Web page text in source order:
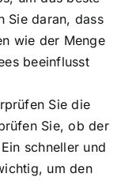
Sie daran, dass
wie der Menge
beeinflusst
Sie die
Sie, ob der
schneller und
um den